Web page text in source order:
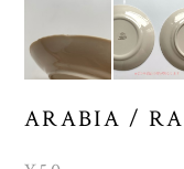
ARABIA /